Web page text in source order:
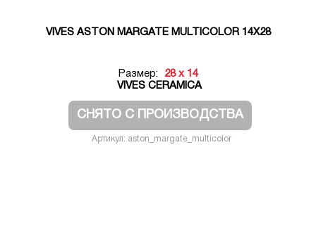
VIVES ASTON MARGATE MULTICOLOR 14X28
Размер:
28 x 14
VIVES CERAMICA
СНЯТО С ПРОИЗВОДСТВА
Артикул: aston_margate_multicolor